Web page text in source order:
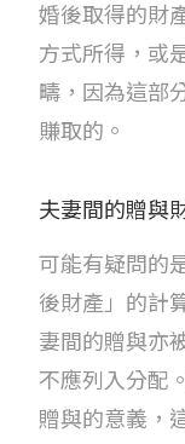
婚後取得的財
方式所得，或
疇，因為這部
賺取的。
夫妻間的贈與
可能有疑問的
後財產」的計
妻間的贈與亦
不應列入分配
贈與的意義，